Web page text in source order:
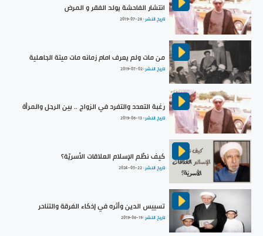
انتشار الفاحشة يولد الفقر و المرض
تاريخ النشر :2019-07-28
من مات ولم يعرف امام زمانه مات ميتة الجاهلية
تاريخ النشر :2019-07-02
رغبة التعدد والتفرد في الزواج .. بين الرجل والمرأة
تاريخ النشر :2019-06-13
كيف نظّم الإسلام العلاقات الأسريّة؟
تاريخ النشر :2024-05-22
تسييس الدين وأثره في إذكاء الفرقة والتناحر
تاريخ النشر :2019-06-19